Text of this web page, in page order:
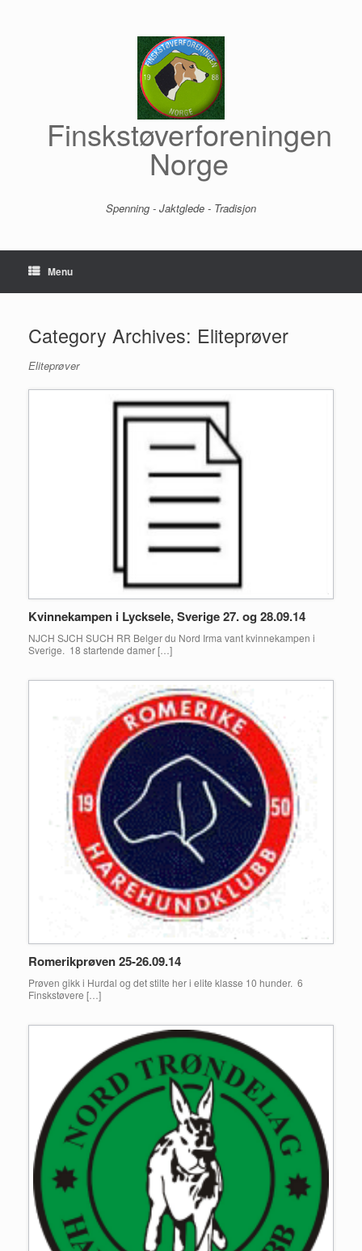
Finskstøverforeningen
Norge
Spenning - Jaktglede - Tradisjon
Menu
Category Archives: Eliteprøver
Eliteprøver
Kvinnekampen i Lycksele, Sverige 27. og 28.09.14
NJCH SJCH SUCH RR Belger du Nord Irma vant kvinnekampen i
Sverige. 18 startende damer […]
Romerikprøven 25-26.09.14
Prøven gikk i Hurdal og det stilte her i elite klasse 10 hunder. 6
Finskstøvere […]